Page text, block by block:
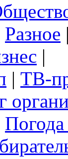
Разное
|
| ТВ-